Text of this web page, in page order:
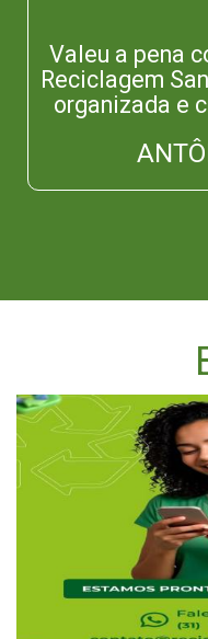
Valeu a pena
Reciclagem
organizada e